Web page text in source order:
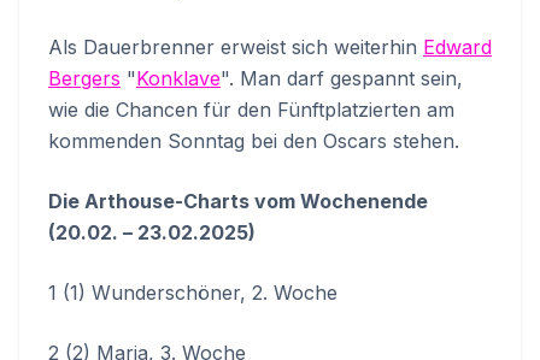
Als Dauerbrenner erweist sich weiterhin Edward
Bergers "Konklave". Man darf gespannt sein,
wie die Chancen für den Fünftplatzierten am
kommenden Sonntag bei den Oscars stehen.
Die Arthouse-Charts vom Wochenende
(20.02. – 23.02.2025)
1 (1) Wunderschöner, 2. Woche
2 (2) Maria, 3. Woche